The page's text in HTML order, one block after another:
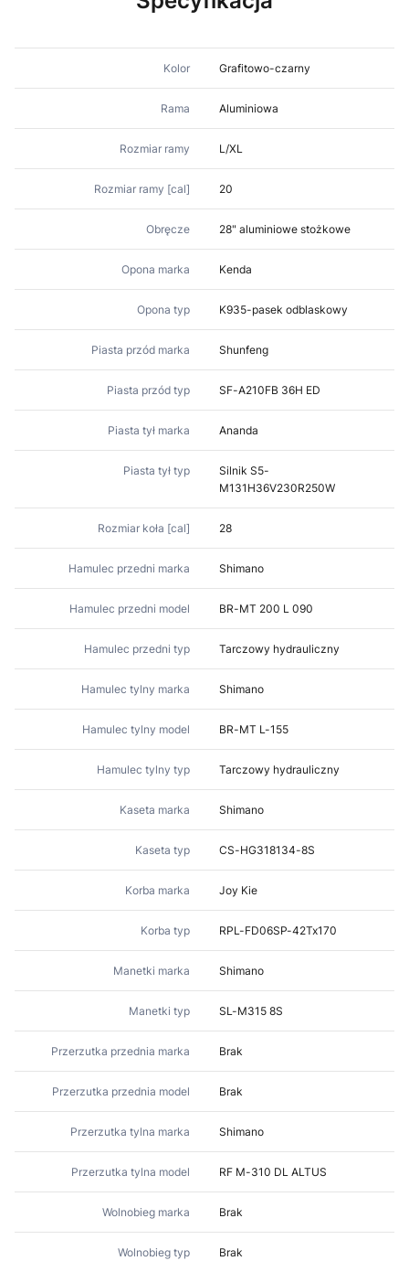
Kolor Grafitowo-czarny
Rama Aluminiowa
Rozmiar ramy L/XL
Rozmiar ramy [cal] 20
Obręcze 28" aluminiowe stożkowe
Opona marka Kenda
Opona typ K935-pasek odblaskowy
Piasta przód marka Shunfeng
Piasta przód typ SF-A210FB 36H ED
Piasta tył marka Ananda
Piasta tył typ
Silnik S5-
M131H36V230R250W
Rozmiar koła [cal] 28
Hamulec przedni marka Shimano
Hamulec przedni model BR-MT 200 L 090
Hamulec przedni typ Tarczowy hydrauliczny
Hamulec tylny marka Shimano
Hamulec tylny model BR-MT L-155
Hamulec tylny typ Tarczowy hydrauliczny
Kaseta marka Shimano
Kaseta typ CS-HG318134-8S
Korba marka Joy Kie
Korba typ RPL-FD06SP-42Tx170
Manetki marka Shimano
Manetki typ SL-M315 8S
Przerzutka przednia marka Brak
Przerzutka przednia model Brak
Przerzutka tylna marka Shimano
Przerzutka tylna model RF M-310 DL ALTUS
Wolnobieg marka Brak
Wolnobieg typ Brak